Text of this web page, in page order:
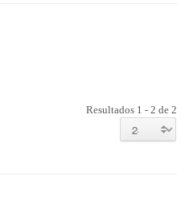
Resultados 1 - 2 de 2